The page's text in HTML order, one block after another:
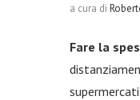
a cura di
Fare la